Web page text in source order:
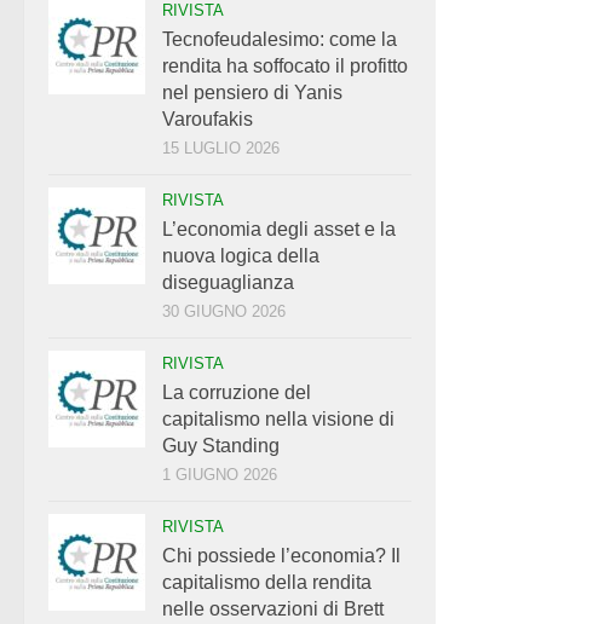
RIVISTA
Tecnofeudalesimo: come la
rendita ha soffocato il profitto
nel pensiero di Yanis
Varoufakis
15 LUGLIO 2026
RIVISTA
L’economia degli asset e la
nuova logica della
diseguaglianza
30 GIUGNO 2026
RIVISTA
La corruzione del
capitalismo nella visione di
Guy Standing
1 GIUGNO 2026
RIVISTA
Chi possiede l’economia? Il
capitalismo della rendita
nelle osservazioni di Brett